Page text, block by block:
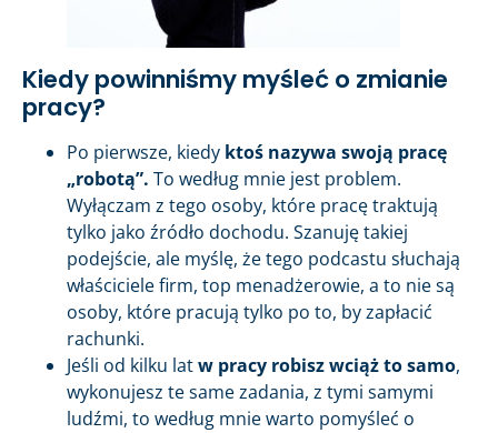
Kiedy powinniśmy myśleć o zmianie
pracy?
Po pierwsze, kiedy ktoś nazywa swoją pracę
„robotą”. To według mnie jest problem.
Wyłączam z tego osoby, które pracę traktują
tylko jako źródło dochodu. Szanuję takiej
podejście, ale myślę, że tego podcastu słuchają
właściciele firm, top menadżerowie, a to nie są
osoby, które pracują tylko po to, by zapłacić
rachunki.
Jeśli od kilku latw pracy robisz wciąż to samo,
wykonujesz te same zadania, z tymi samymi
ludźmi, to według mnie warto pomyśleć o